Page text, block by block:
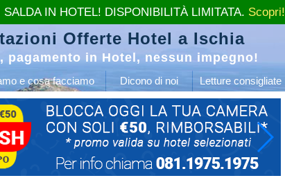
Offerte Hotel a Ischia
pagamento in Hotel, nessun impegno!
e cosa facciamo Dicono di noi Letture consigliate
SALDA IN HOTEL! DISPONIBILITÀ LIMITATA. Scopri!